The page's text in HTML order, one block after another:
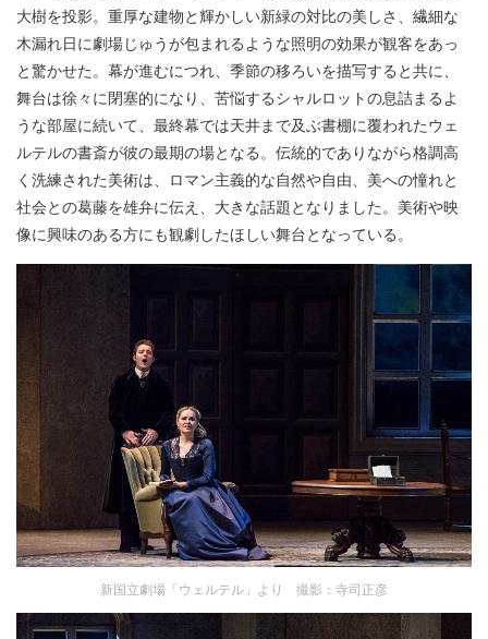
大樹を投影。重厚な建物と輝かしい新緑の対比の美しさ、繊細な
木漏れ日に劇場じゅうが包まれるような照明の効果が観客をあっ
と驚かせた。幕が進むにつれ、季節の移ろいを描写すると共に、
舞台は徐々に閉塞的になり、苦悩するシャルロットの息詰まるよ
うな部屋に続いて、最終幕では天井まで及ぶ書棚に覆われたウェ
ルテルの書斎が彼の最期の場となる。伝統的でありながら格調高
く洗練された美術は、ロマン主義的な自然や自由、美への憧れと
社会との葛藤を雄弁に伝え、大きな話題となりました。美術や映
像に興味のある方にも観劇したほしい舞台となっている。
新国立劇場「ウェルテル」より 撮影：寺司正彦